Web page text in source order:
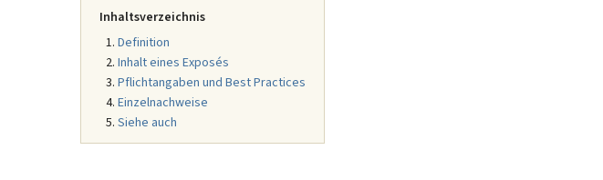
Inhaltsverzeichnis
Definition
Inhalt eines Exposés
Pflichtangaben und Best Practices
Einzelnachweise
Siehe auch